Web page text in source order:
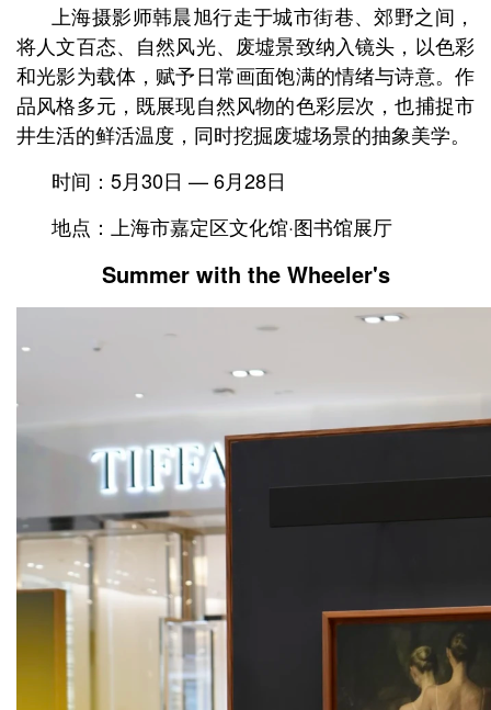
上海摄影师韩晨旭行走于城市街巷、郊野之间，
将人文百态、自然风光、废墟景致纳入镜头，以色彩
和光影为载体，赋予日常画面饱满的情绪与诗意。作
品风格多元，既展现自然风物的色彩层次，也捕捉市
井生活的鲜活温度，同时挖掘废墟场景的抽象美学。
时间：5月30日 — 6月28日
地点：上海市嘉定区文化馆·图书馆展厅
Summer with the Wheeler's